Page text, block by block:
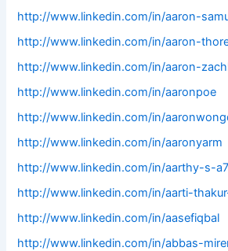
http://www.linkedin.com/in/aaron-
http://www.linkedin.com/in/aaron-
http://www.linkedin.com/in/aaron-
http://www.linkedin.com/in/aaronpoe
http://www.linkedin.com/in/
http://www.linkedin.com/in/aaronyarm
http://www.linkedin.com/in/aarthy-s-
http://www.linkedin.com/in/aarti-
http://www.linkedin.com/in/aasefiqbal
http://www.linkedin.com/in/abbas-